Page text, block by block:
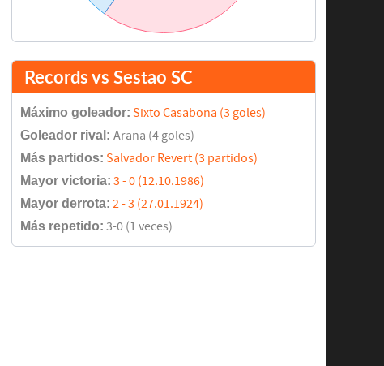
Records vs Sestao SC
Máximo goleador: Sixto Casabona (3 goles)
Goleador rival: Arana (4 goles)
Más partidos: Salvador Revert (3 partidos)
Mayor victoria: 3 - 0 (12.10.1986)
Mayor derrota: 2 - 3 (27.01.1924)
Más repetido: 3-0 (1 veces)